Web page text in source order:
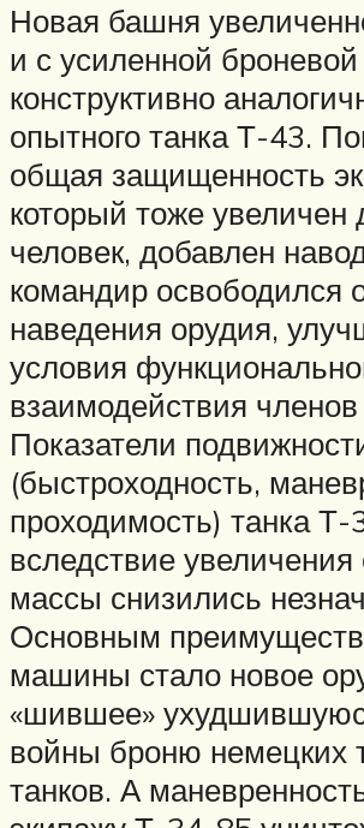
Новая башня
и с усиленной
конструктивно
опытного танка Т-43.
общая защищенность
который тоже увеличен
человек, добавлен
командир освободился
наведения орудия,
условия
взаимодействия
Показатели
(быстроходность,
проходимость) танка
вследствие увеличения
массы снизились
Основным
машины стало новое
«шившее»
войны броню немецких
танков. А